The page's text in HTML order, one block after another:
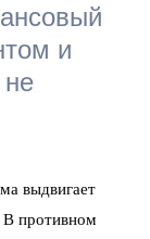
и
не
выдвигает
В противном